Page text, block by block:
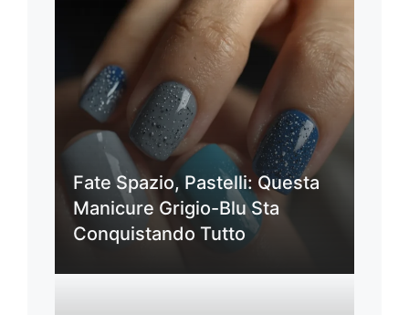
Fate Spazio, Pastelli: Questa
Manicure Grigio-Blu Sta
Conquistando Tutto